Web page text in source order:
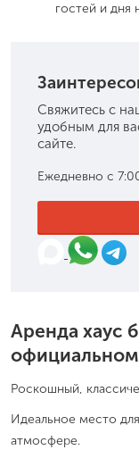
гостей и дня
Свяжитесь с
удобным для
сайте.
Ежедневно с
Аренда хаус
официальном
Роскошный,
Идеальное место
атмосфере.